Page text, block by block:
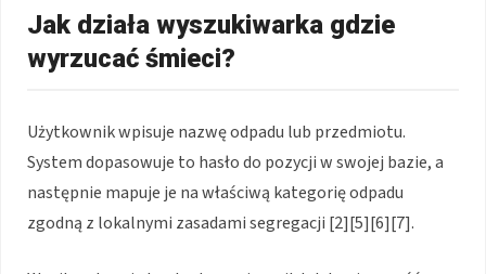
Jak działa wyszukiwarka gdzie
wyrzucać śmieci?
Użytkownik wpisuje nazwę odpadu lub przedmiotu.
System dopasowuje to hasło do pozycji w swojej bazie, a
następnie mapuje je na właściwą kategorię odpadu
zgodną z lokalnymi zasadami segregacji [2][5][6][7].